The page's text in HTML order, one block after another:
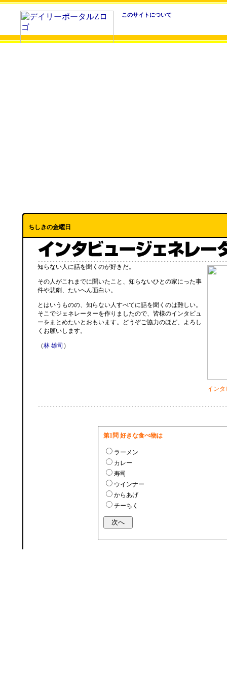
このサイトについて
ちしきの金曜日
イン
知らない人に話を聞くのが好きだ。
その人がこれまでに聞いたこと、知らないひとの家にった事
件や悲劇、たいへん面白い。
とはいうものの、知らない人すべてに話を聞くのは難しい。
そこでジェネレーターを作りましたので、皆様のインタビュ
ーをまとめたいとおもいます。どうぞご協力のほど、よろし
くお願いします。
（林 雄司 ）
第1問 好きな食べ物は
ラーメン
カレー
寿司
ウインナー
からあげ
チーちく